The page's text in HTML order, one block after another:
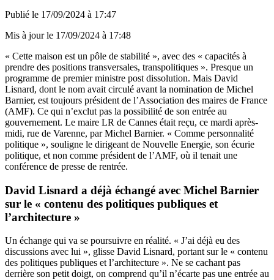
Publié le 17/09/2024 à 17:47
Mis à jour le 17/09/2024 à 17:48
« Cette maison est un pôle de stabilité », avec des « capacités à
prendre des positions transversales, transpolitiques ». Presque un
programme de premier ministre post dissolution. Mais David
Lisnard, dont le nom avait circulé avant la nomination de Michel
Barnier, est toujours président de l’Association des maires de France
(AMF). Ce qui n’exclut pas la possibilité de son entrée au
gouvernement. Le maire LR de Cannes était reçu, ce mardi après-
midi, rue de Varenne, par Michel Barnier. « Comme personnalité
politique », souligne le dirigeant de Nouvelle Energie, son écurie
politique, et non comme président de l’AMF, où il tenait une
conférence de presse de rentrée.
David Lisnard a déjà échangé avec Michel Barnier
sur le « contenu des politiques publiques et
l’architecture »
Un échange qui va se poursuivre en réalité. « J’ai déjà eu des
discussions avec lui », glisse David Lisnard, portant sur le « contenu
des politiques publiques et l’architecture ». Ne se cachant pas
derrière son petit doigt, on comprend qu’il n’écarte pas une entrée au